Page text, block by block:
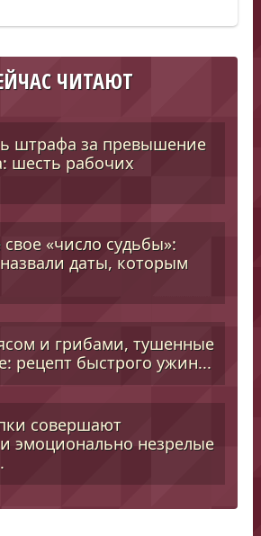
ЧИТАЮТ
штрафа за превышение
шесть рабочих
свое «число судьбы»:
даты, которым
и грибами, тушенные
рецепт быстрого ужин...
совершают
эмоционально незрелые